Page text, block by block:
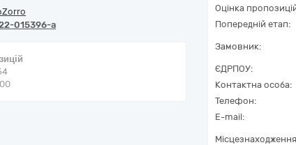
015396-a
Оцінка
Попередній етап:
Замовник:
ЄДРПОУ:
Контактна особа:
Телефон:
E-mail: